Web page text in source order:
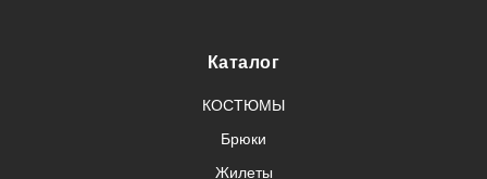
Каталог
КОСТЮМЫ
Брюки
Жилеты